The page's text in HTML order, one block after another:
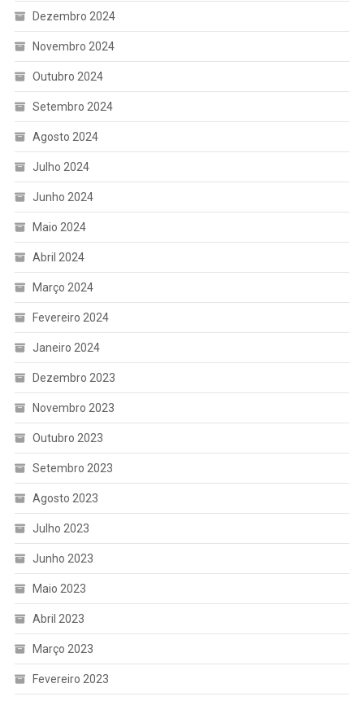
Dezembro 2024
Novembro 2024
Outubro 2024
Setembro 2024
Agosto 2024
Julho 2024
Junho 2024
Maio 2024
Abril 2024
Março 2024
Fevereiro 2024
Janeiro 2024
Dezembro 2023
Novembro 2023
Outubro 2023
Setembro 2023
Agosto 2023
Julho 2023
Junho 2023
Maio 2023
Abril 2023
Março 2023
Fevereiro 2023